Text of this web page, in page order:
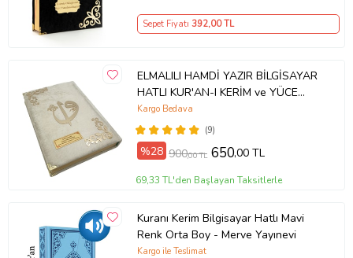
Sepet Fiyatı 392,00 TL
ELMALILI HAMDİ YAZIR BİLGİSAYAR
HATLI KUR'AN-I KERİM ve YÜCE
MEALİ (Krem)
(9)
Kargo Bedava
%28 900,00 TL 650,00 TL
69,33 TL'den Başlayan Taksitlerle
Kuranı Kerim Bilgisayar Hatlı Mavi
Renk Orta Boy - Merve Yayınevi
Kargo ile Teslimat